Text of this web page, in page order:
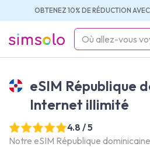
OBTENEZ 10% DE RÉDUCTION
simsolo
eSIM République
Internet illimité
4.8 / 5
Notre eSIM République